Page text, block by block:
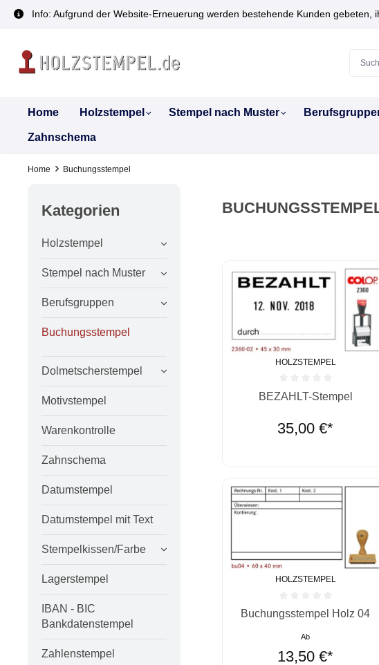
springen
Info: Aufgrund der Website-Erneuerung werden bestehende Kunden gebeten,
Home Holzstempel Stempel nach Muster
Zahnschema
Home Buchungsstempel
Kategorien
Holzstempel
Stempel nach Muster
Berufsgruppen
Buchungsstempel
Dolmetscherstempel
Motivstempel
Warenkontrolle
Zahnschema
Datumstempel
Datumstempel mit Text
Stempelkissen/Farbe
Lagerstempel
IBAN - BIC
Bankdatenstempel
Zahlenstempel
HOLZSTEMPEL
Durchschnittliche Bewertung
BEZAHLT-Stempel
35,00 €*
HOLZSTEMPEL
Durchschnittliche Bewertung
Buchungsstempel Holz 04
Ab
13,50 €*